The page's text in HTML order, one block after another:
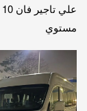
مستوي